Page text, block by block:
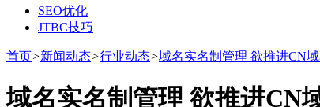
SEO优化
JTBC技巧
首页>新闻动态>行业动态>域名实名制管理 欲推进CN
域名实名制管理 欲推进CN